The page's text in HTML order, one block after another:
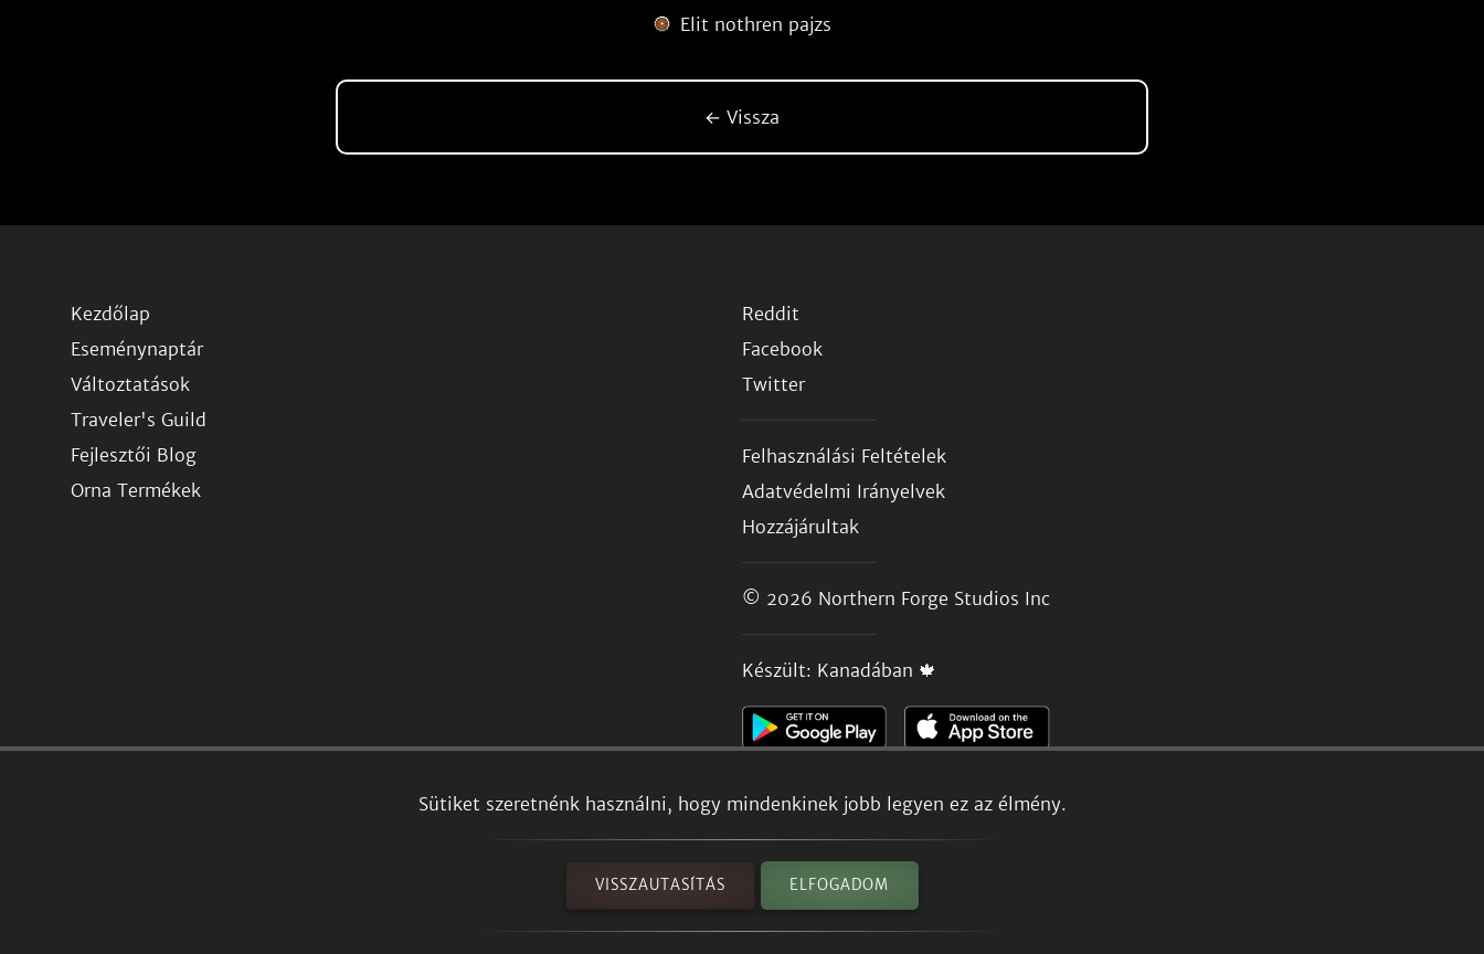
Sütiket szeretnénk használni, hogy mindenkinek jobb legyen ez az élmény.
VISSZAUTASÍTÁS ELFOGADOM
Elit nothren pajzs
← Vissza
Kezdőlap
Eseménynaptár
Változtatások
Traveler's Guild
Fejlesztői Blog
Orna Termékek
Reddit
Facebook
Twitter
Felhasználási Feltételek
Adatvédelmi Irányelvek
Hozzájárultak
© 2026 Northern Forge Studios Inc
Készült: Kanadában 🍁